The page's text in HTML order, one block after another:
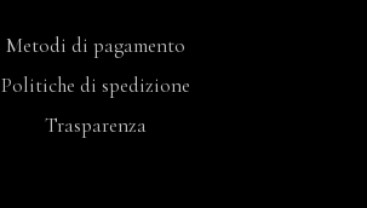
Metodi di pagamento
Politiche di spedizione
Trasparenza